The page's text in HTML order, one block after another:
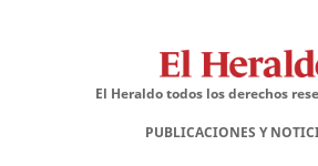
El Heraldo todos los derechos
PUBLICACIONES Y